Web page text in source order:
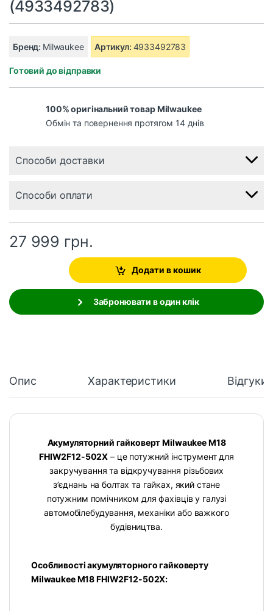
(4933492783)
Бренд: Milwaukee Артикул: 4933492783
Готовий до відправки
100% оригінальний товар Milwaukee
Обмін та повернення протягом 14 днів
Способи доставки
Способи оплати
27 999 грн.
Додати в кошик
Забронювати в один клік
Опис Характеристики Відгуки
Акумуляторний гайковерт Milwaukee M18
FHIW2F12-502X – це потужний інструмент для
закручування та відкручування різьбових
з’єднань на болтах та гайках, який стане
потужним помічником для фахівців у галузі
автомобілебудування, механіки або важкого
будівництва.
Особливості акумуляторного гайковерту
Milwaukee M18 FHIW2F12-502X: